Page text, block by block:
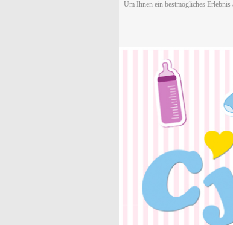
Um Ihnen ein bestmögliches